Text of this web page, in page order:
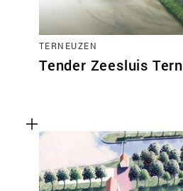
TERNEUZEN
Tender Zeesluis